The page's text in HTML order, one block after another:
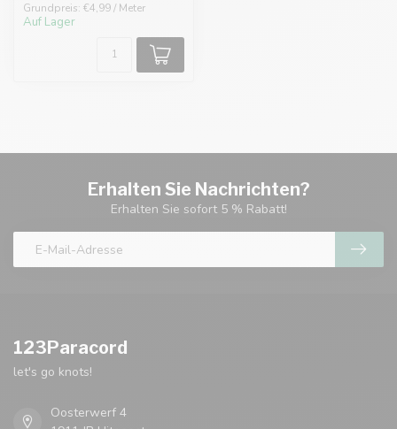
Grundpreis: €4,99 / Meter
Auf Lager
Erhalten Sie Nachrichten?
Erhalten Sie sofort 5 % Rabatt!
123Paracord
let's go knots!
Oosterwerf 4